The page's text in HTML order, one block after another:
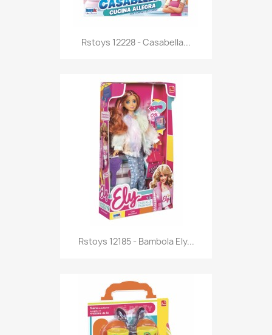
Anteprima
Rstoys 12228 - Casabella...
Anteprima
Rstoys 12185 - Bambola Ely...